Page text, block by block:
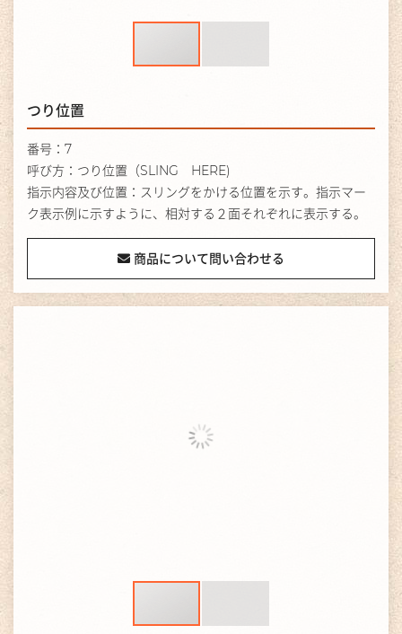
つり位置
番号：7
呼び方：つり位置（SLING HERE)
指示内容及び位置：スリングをかける位置を示す。指示マー
ク表示例に示すように、相対する２面それぞれに表示する。
商品について問い合わせる